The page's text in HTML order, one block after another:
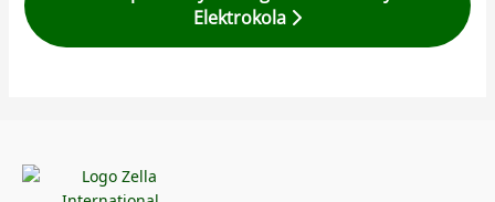
Elektrokola